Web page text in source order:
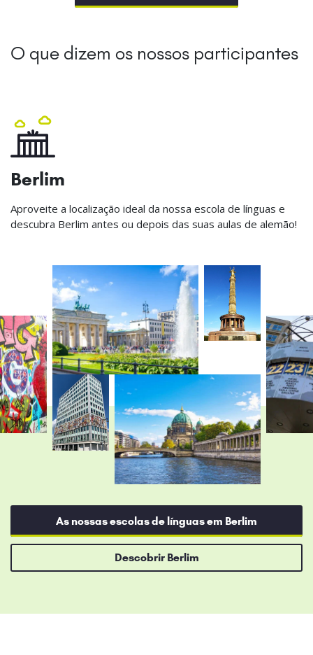
O que dizem os nossos participantes
Berlim
Aproveite a localização ideal da nossa escola de línguas e
descubra Berlim antes ou depois das suas aulas de alemão!
As nossas escolas de línguas em Berlim
Descobrir Berlim